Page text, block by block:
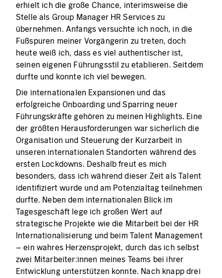
erhielt ich die große Chance, interimsweise die
Stelle als Group Manager HR Services zu
übernehmen. Anfangs versuchte ich noch, in die
Fußspuren meiner Vorgängerin zu treten, doch
heute weiß ich, dass es viel authentischer ist,
seinen eigenen Führungsstil zu etablieren. Seitdem
durfte und konnte ich viel bewegen.
Die internationalen Expansionen und das
erfolgreiche Onboarding und Sparring neuer
Führungskräfte gehören zu meinen Highlights. Eine
der größten Herausforderungen war sicherlich die
Organisation und Steuerung der Kurzarbeit in
unseren internationalen Standorten während des
ersten Lockdowns. Deshalb freut es mich
besonders, dass ich während dieser Zeit als Talent
identifiziert wurde und am Potenzialtag teilnehmen
durfte. Neben dem internationalen Blick im
Tagesgeschäft lege ich großen Wert auf
strategische Projekte wie die Mitarbeit bei der HR
Internationalisierung und beim Talent Management
– ein wahres Herzensprojekt, durch das ich selbst
zwei Mitarbeiter:innen meines Teams bei ihrer
Entwicklung unterstützen konnte. Nach knapp drei